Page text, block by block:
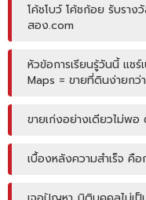
โค้ชโบว์ โค้ชก้อย รับรา
สอง.com
หัวข้อการเรียนรู้วันนี้ แชร์เ
Maps = ขายที่ดินง่ายกว่
ขายเก่งอย่างเดียวไม่พอ
เบื้องหลังความสำเร็จ คือ